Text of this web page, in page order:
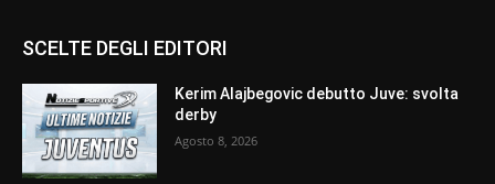
SCELTE DEGLI EDITORI
Kerim Alajbegovic debutto Juve: svolta
derby
Agosto 8, 2026